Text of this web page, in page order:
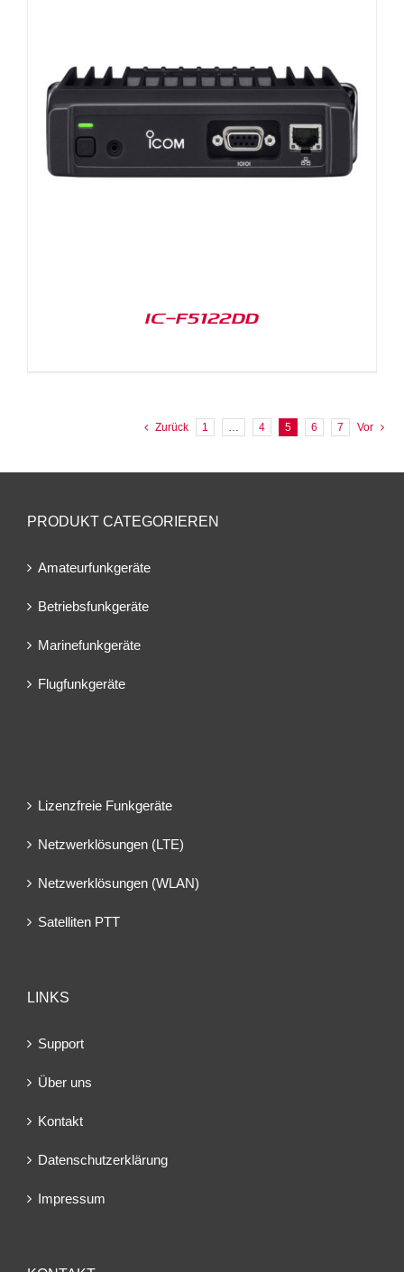
IC-F5122DD
Zurück 1 … 4 5 6 7 Vor
PRODUKT CATEGORIEREN
Amateurfunkgeräte
Betriebsfunkgeräte
Marinefunkgeräte
Flugfunkgeräte
Lizenzfreie Funkgeräte
Netzwerklösungen (LTE)
Netzwerklösungen (WLAN)
Satelliten PTT
LINKS
Support
Über uns
Kontakt
Datenschutzerklärung
Impressum